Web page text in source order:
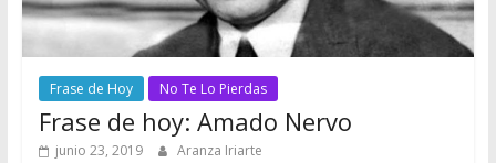
Frase de Hoy No Te Lo Pierdas
Frase de hoy: Amado Nervo
junio 23, 2019 Aranza Iriarte